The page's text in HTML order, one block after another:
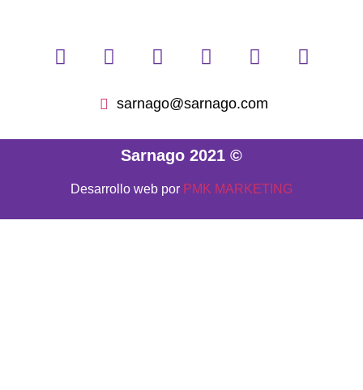
sarnago@sarnago.com
Sarnago 2021 ©
Desarrollo web por PMK MARKETING